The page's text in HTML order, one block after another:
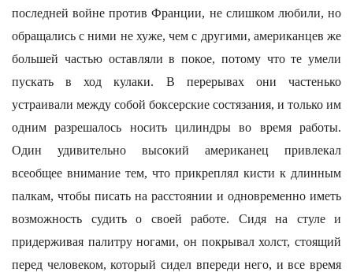
последней войне против Франции, не слишком любили, но
обращались с ними не хуже, чем с другими, американцев же
большей частью оставляли в покое, потому что те умели
пускать в ход кулаки. В перерывах они частенько
устраивали между собой боксерские состязания, и только им
одним разрешалось носить цилиндры во время работы.
Один удивительно высокий американец привлекал
всеобщее внимание тем, что прикреплял кисти к длинным
палкам, чтобы писать на расстоянии и одновременно иметь
возможность судить о своей работе. Сидя на стуле и
придерживая палитру ногами, он покрывал холст, стоящий
перед человеком, который сидел впереди него, и все время